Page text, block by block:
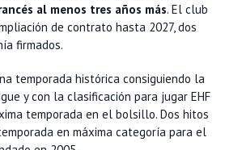
al menos tres años más. El club
de contrato hasta 2027, dos
firmados.
temporada histórica consiguiendo la
y con la clasificación para jugar EHF
temporada en el bolsillo. Dos hitos
en máxima categoría para el